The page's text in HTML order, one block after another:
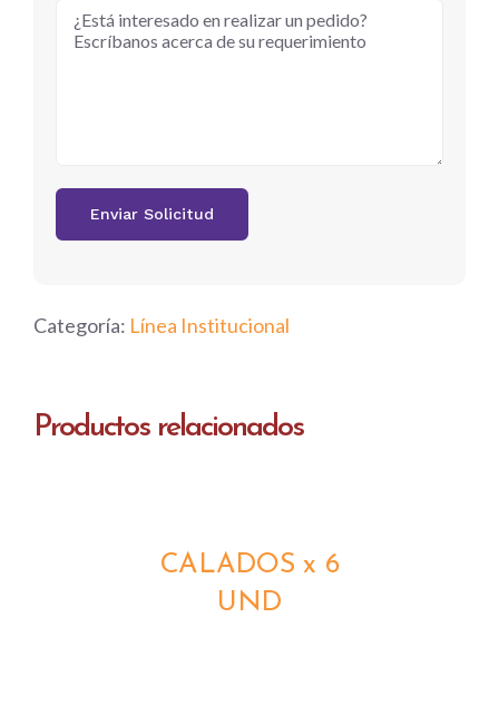
Categoría: Línea Institucional
Productos relacionados
CALADOS x 6
UND